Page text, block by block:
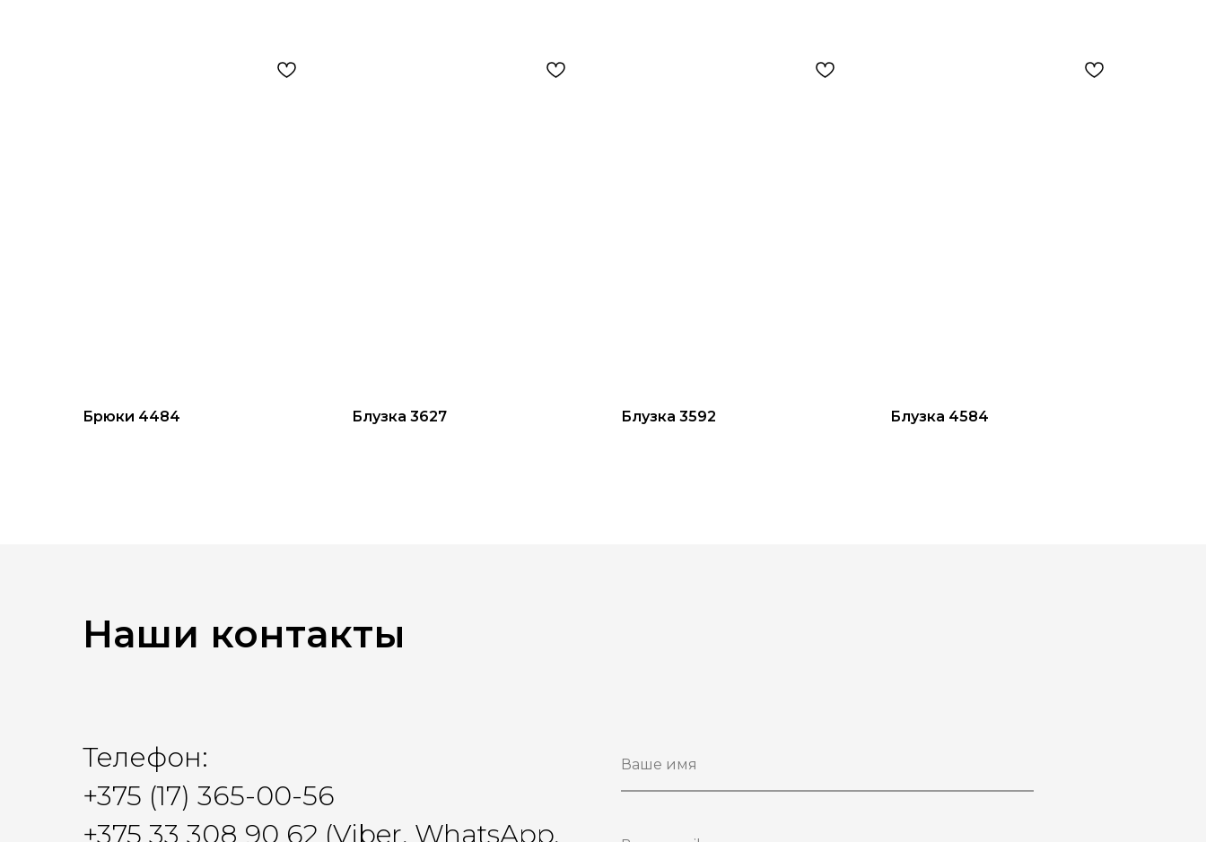
Брюки 4484 Блузка 3627 Блузка 3592 Блузка 4584
Наши контакты
Телефон:
+375 (17) 365-00-56
+375 33 308 90 62 (Viber, WhatsApp,